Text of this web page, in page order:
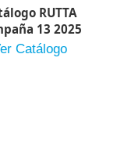
RUTTA
13 2025
Catálogo